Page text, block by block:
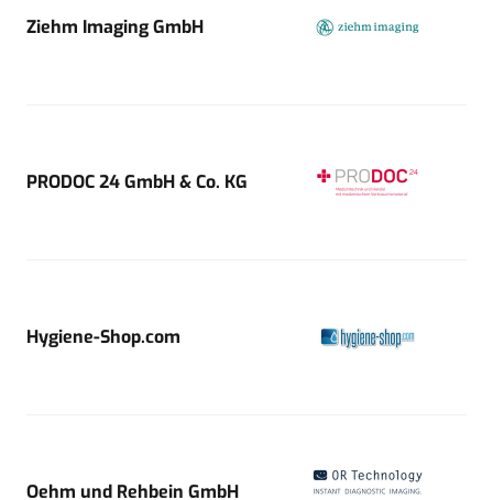
Ziehm Imaging GmbH
PRODOC 24 GmbH & Co. KG
Hygiene-Shop.com
Oehm und Rehbein GmbH